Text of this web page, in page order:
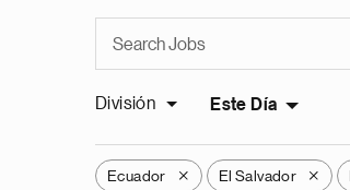
División Este Día
Ecuador X El Salvador X